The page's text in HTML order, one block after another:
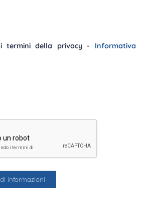
i termini della privacy - Informativa